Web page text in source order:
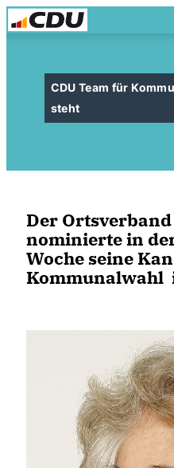
CDU Team für
steht
Der
nominierte in
Woche seine
Kommunalwahl